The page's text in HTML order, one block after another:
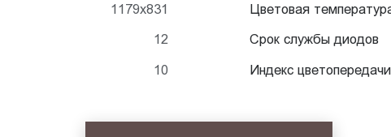
1179x831
12
10
Цветовая
Срок службы диодов
Индекс цветопередачи